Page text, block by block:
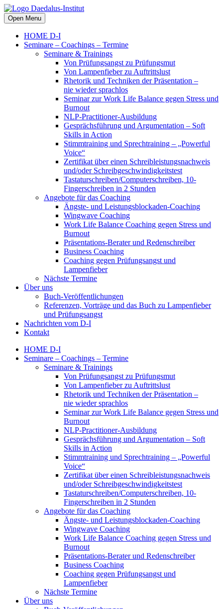
Open Menu
HOME D-I
Seminare – Coachings – Termine
Seminare & Trainings
Von Prüfungsangst zu Prüfungsmut
Von Lampenfieber zu Auftrittslust
Rhetorik und Techniken der Präsentation –
nie wieder sprachlos
Seminar zur Work Life Balance gegen Stress und
Burnout
NLP-Practitioner-Ausbildung
Gesprächsführung und Argumentation – Soft
Skills in Action
Stimmtraining und Sprechtraining – „Powerful
Voice“
Zertifikat über einen Schreibleistungsnachweis
und/oder Schreibgeschwindigkeitstest
Tastaturschreiben/Computerschreiben, 10-
Fingerschreiben in 2 Stunden
Angebote für das Coaching
Ängste- und Leistungsblockaden-Coaching
Wingwave Coaching
Work Life Balance Coaching gegen Stress und
Burnout
Präsentations-Berater und Redenschreiber
Business Coaching
Coaching gegen Prüfungsangst und
Lampenfieber
Nächste Termine
Über uns
Buch-Veröffentlichungen
Referenzen, Vorträge und das Buch zu Lampenfieber
und Prüfungsangst
Nachrichten vom D-I
Kontakt
HOME D-I
Seminare – Coachings – Termine
Seminare & Trainings
Von Prüfungsangst zu Prüfungsmut
Von Lampenfieber zu Auftrittslust
Rhetorik und Techniken der Präsentation –
nie wieder sprachlos
Seminar zur Work Life Balance gegen Stress und
Burnout
NLP-Practitioner-Ausbildung
Gesprächsführung und Argumentation – Soft
Skills in Action
Stimmtraining und Sprechtraining – „Powerful
Voice“
Zertifikat über einen Schreibleistungsnachweis
und/oder Schreibgeschwindigkeitstest
Tastaturschreiben/Computerschreiben, 10-
Fingerschreiben in 2 Stunden
Angebote für das Coaching
Ängste- und Leistungsblockaden-Coaching
Wingwave Coaching
Work Life Balance Coaching gegen Stress und
Burnout
Präsentations-Berater und Redenschreiber
Business Coaching
Coaching gegen Prüfungsangst und
Lampenfieber
Nächste Termine
Über uns